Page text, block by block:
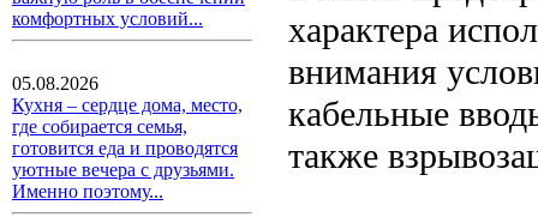
комфортных условий...
05.08.2026
Кухня – сердце дома, место,
где собирается семья,
готовится еда и проводятся
уютные вечера с друзьями.
Именно поэтому...
характера
внимания
кабельные
также